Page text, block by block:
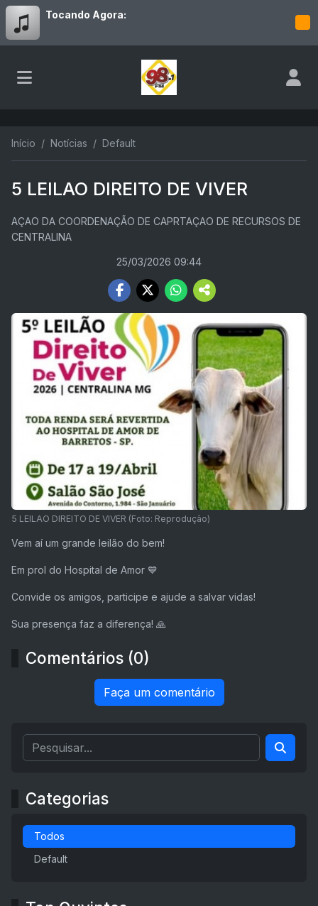
Tocando Agora:
Início Notícias Default
5 LEILAO DIREITO DE VIVER
AÇAO DA COORDENAÇÃO DE CAPRTAÇAO DE RECURSOS DE
CENTRALINA
25/03/2026 09:44
5 LEILAO DIREITO DE VIVER (Foto: Reprodução)
Vem aí um grande leilão do bem!
Em prol do Hospital de Amor 💙
Convide os amigos, participe e ajude a salvar vidas!
Sua presença faz a diferença! 🙏
Comentários (0)
Faça um comentário
Categorias
Todos
Default